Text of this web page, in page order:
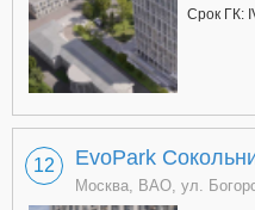
Срок ГК:
12 EvoPark
Москва, ВАО, ул.